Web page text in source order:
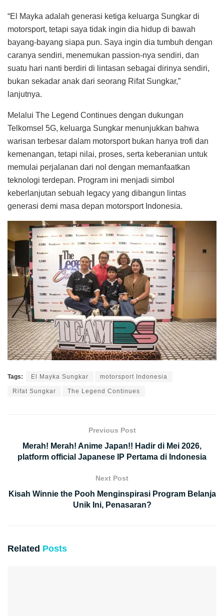
“El Mayka adalah generasi ketiga keluarga Sungkar di
motorsport, tetapi saya tidak ingin dia hidup di bawah
bayang-bayang siapa pun. Saya ingin dia tumbuh dengan
caranya sendiri, menemukan passion-nya sendiri, dan
suatu hari nanti berdiri di lintasan sebagai dirinya sendiri,
bukan sekadar anak dari seorang Rifat Sungkar,”
lanjutnya.
Melalui The Legend Continues dengan dukungan
Telkomsel 5G, keluarga Sungkar menunjukkan bahwa
warisan terbesar dalam motorsport bukan hanya trofi dan
kemenangan, tetapi nilai, proses, serta keberanian untuk
memulai perjalanan dari nol dengan memanfaatkan
teknologi terdepan. Program ini menjadi simbol
keberlanjutan sebuah legacy yang dibangun lintas
generasi demi masa depan motorsport Indonesia.
Tags: El Mayka Sungkar motorsport Indonesia
Rifat Sungkar The Legend Continues
Previous Post
Merah! Merah! Anime Japan!! Hadir di Mei 2026,
platform official Japanese IP Pertama di Indonesia
Next Post
Kisah Winnie the Pooh Menginspirasi Program Belanja
Unik Ini, Penasaran?
Related Posts